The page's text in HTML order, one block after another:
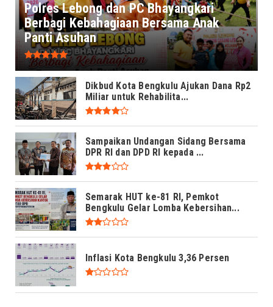
Polres Lebong dan PC Bhayangkari
Berbagi Kebahagiaan Bersama Anak
Panti Asuhan
Dikbud Kota Bengkulu Ajukan Dana Rp2
Miliar untuk Rehabilita...
Sampaikan Undangan Sidang Bersama
DPR RI dan DPD RI kepada ...
Semarak HUT ke-81 RI, Pemkot
Bengkulu Gelar Lomba Kebersihan...
Inflasi Kota Bengkulu 3,36 Persen